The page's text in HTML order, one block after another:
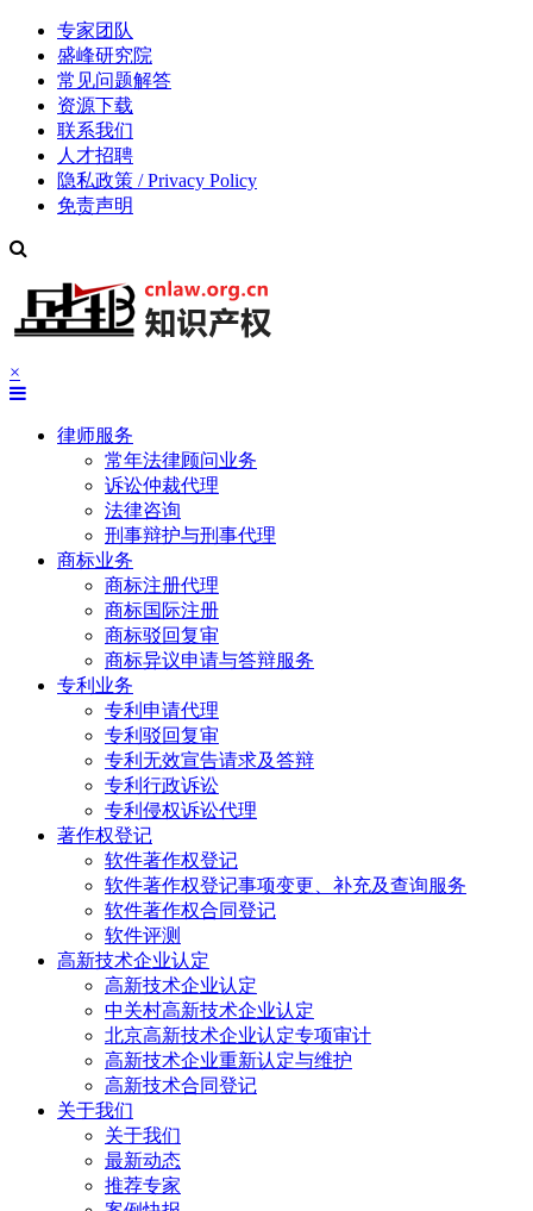
专家团队
盛峰研究院
常见问题解答
资源下载
联系我们
人才招聘
隐私政策 / Privacy Policy
免责声明
×
律师服务
常年法律顾问业务
诉讼仲裁代理
法律咨询
刑事辩护与刑事代理
商标业务
商标注册代理
商标国际注册
商标驳回复审
商标异议申请与答辩服务
专利业务
专利申请代理
专利驳回复审
专利无效宣告请求及答辩
专利行政诉讼
专利侵权诉讼代理
著作权登记
软件著作权登记
软件著作权登记事项变更、补充及查询服务
软件著作权合同登记
软件评测
高新技术企业认定
高新技术企业认定
中关村高新技术企业认定
北京高新技术企业认定专项审计
高新技术企业重新认定与维护
高新技术合同登记
关于我们
关于我们
最新动态
推荐专家